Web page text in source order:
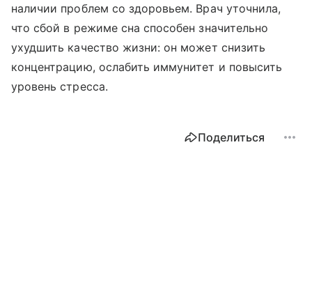
наличии проблем со здоровьем. Врач уточнила,
что сбой в режиме сна способен значительно
ухудшить качество жизни: он может снизить
концентрацию, ослабить иммунитет и повысить
уровень стресса.
Поделиться